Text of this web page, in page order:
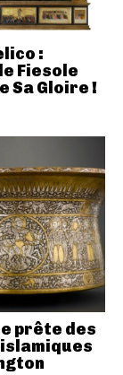
:
Fiesole
Sa Gloire !
prête des